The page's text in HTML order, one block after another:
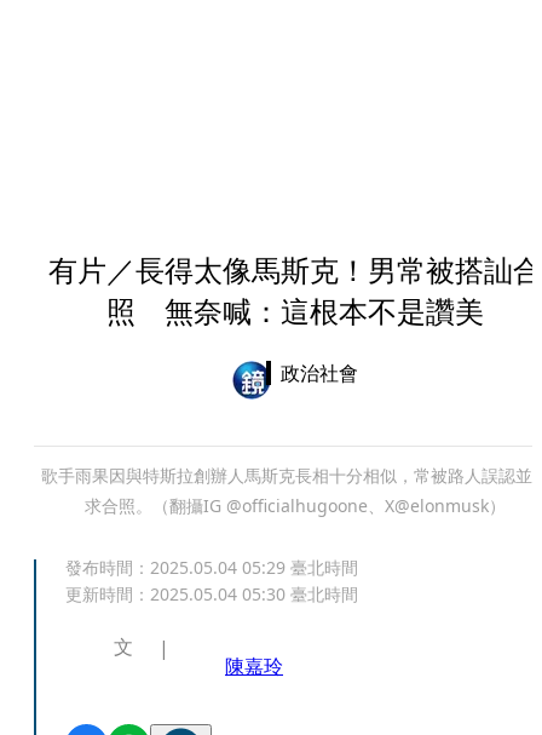
有片／長得太像馬斯克！男常被搭訕合
照 無奈喊：這根本不是讚美
政治社會
歌手雨果因與特斯拉創辦人馬斯克長相十分相似，常被路人誤認並
求合照。（翻攝IG @officialhugoone、X@elonmusk）
發布時間： 2025.05.04 05:29 臺北時間
更新時間： 2025.05.04 05:30 臺北時間
文
陳嘉玲